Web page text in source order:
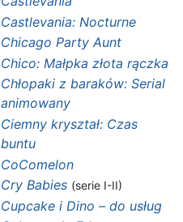
Castlevania: Nocturne
Chicago Party Aunt
Chico: Małpka złota rączka
Chłopaki z baraków: Serial
animowany
Ciemny kryształ: Czas
buntu
CoComelon
Cry Babies (serie I-II)
Cupcake i Dino – do usług